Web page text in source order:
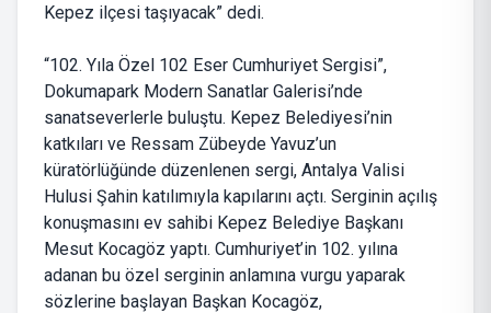
Kepez ilçesi taşıyacak” dedi.
“102. Yıla Özel 102 Eser Cumhuriyet Sergisi”,
Dokumapark Modern Sanatlar Galerisi’nde
sanatseverlerle buluştu. Kepez Belediyesi’nin
katkıları ve Ressam Zübeyde Yavuz’un
küratörlüğünde düzenlenen sergi, Antalya Valisi
Hulusi Şahin katılımıyla kapılarını açtı. Serginin açılış
konuşmasını ev sahibi Kepez Belediye Başkanı
Mesut Kocagöz yaptı. Cumhuriyet’in 102. yılına
adanan bu özel serginin anlamına vurgu yaparak
sözlerine başlayan Başkan Kocagöz,